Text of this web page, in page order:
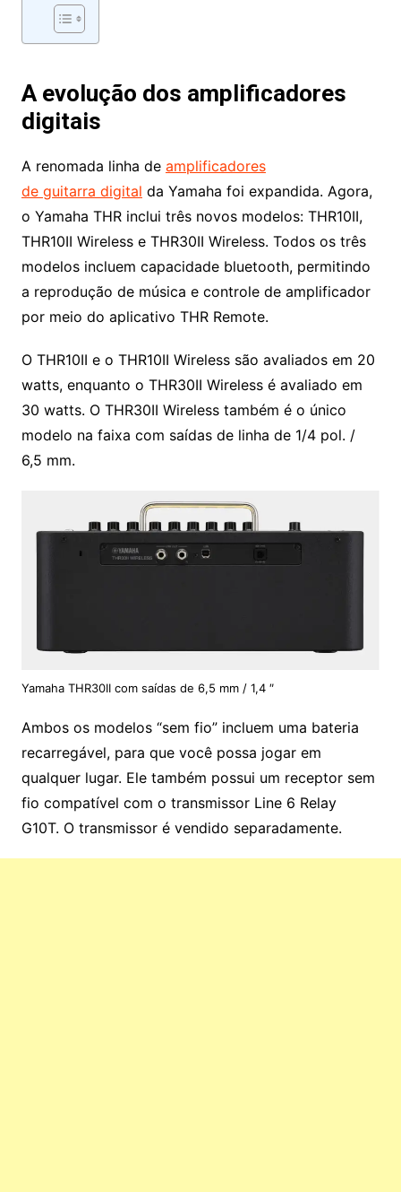
A evolução dos amplificadores
digitais
A renomada linha de amplificadores
de guitarra digital da Yamaha foi expandida. Agora,
o Yamaha THR inclui três novos modelos: THR10II,
THR10II Wireless e THR30II Wireless. Todos os três
modelos incluem capacidade bluetooth, permitindo
a reprodução de música e controle de amplificador
por meio do aplicativo THR Remote.
O THR10II e o THR10II Wireless são avaliados em 20
watts, enquanto o THR30II Wireless é avaliado em
30 watts. O THR30II Wireless também é o único
modelo na faixa com saídas de linha de 1/4 pol. /
6,5 mm.
Yamaha THR30II com saídas de 6,5 mm / 1,4 ″
Ambos os modelos “sem fio” incluem uma bateria
recarregável, para que você possa jogar em
qualquer lugar. Ele também possui um receptor sem
fio compatível com o transmissor Line 6 Relay
G10T. O transmissor é vendido separadamente.